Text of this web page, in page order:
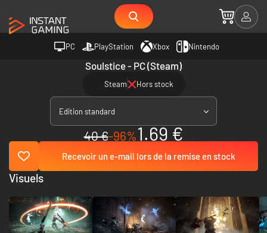
PC PlayStation Xbox Nintendo
Soulstice - PC (Steam)
Steam Hors stock
Edition standard
40 €-96%1.69 €
Recevoir un e-mail lors de la remise en stock
Visuels